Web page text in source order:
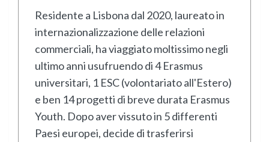
Residente a Lisbona dal 2020, laureato in
internazionalizzazione delle relazioni
commerciali, ha viaggiato moltissimo negli
ultimo anni usufruendo di 4 Erasmus
universitari, 1 ESC (volontariato all'Estero)
e ben 14 progetti di breve durata Erasmus
Youth. Dopo aver vissuto in 5 differenti
Paesi europei, decide di trasferirsi